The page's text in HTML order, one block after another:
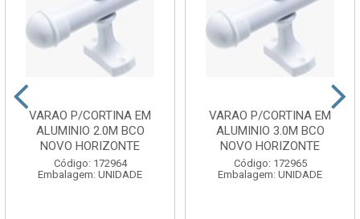
VARAO P/CORTINA EM
ALUMINIO 2.0M BCO
NOVO HORIZONTE
Código: 172964
Embalagem: UNIDADE
VARAO P/CORTINA EM
ALUMINIO 3.0M BCO
NOVO HORIZONTE
Código: 172965
Embalagem: UNIDADE